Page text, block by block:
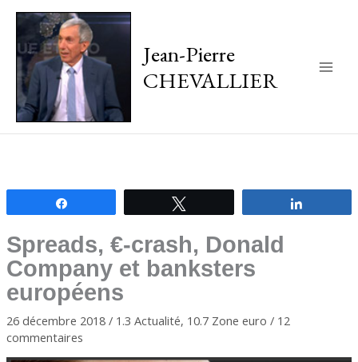
Jean-Pierre
CHEVALLIER
Spreads, €-crash, Donald
Company et banksters
européens
26 décembre 2018 / 1.3 Actualité, 10.7 Zone euro / 12
commentaires